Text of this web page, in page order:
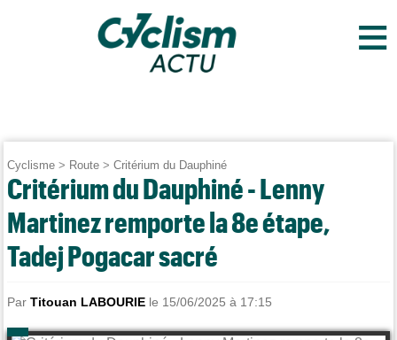
≡
Cyclisme > Route >Critérium du Dauphiné
Critérium du Dauphiné - Lenny
Martinez remporte la 8e étape,
Tadej Pogacar sacré
ParTitouan LABOURIE le 15/06/2025 à 17:15